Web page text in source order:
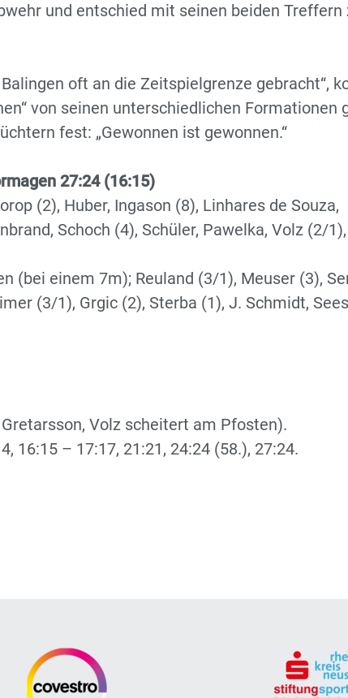
und entschied mit seinen beiden Treffern
oft an die Zeitspielgrenze gebracht“,
von seinen unterschiedlichen Formationen
fest: „Gewonnen ist gewonnen.“
27:24 (16:15)
(2), Huber, Ingason (8), Linhares de Souza,
Schoch (4), Schüler, Pawelka, Volz (2/
(bei einem 7m); Reuland (3/1), Meuser (3),
(3/1), Grgic (2), Sterba (1), J. Schmidt,
Volz scheitert am Pfosten).
16:15 – 17:17, 21:21, 24:24 (58.), 27:24.